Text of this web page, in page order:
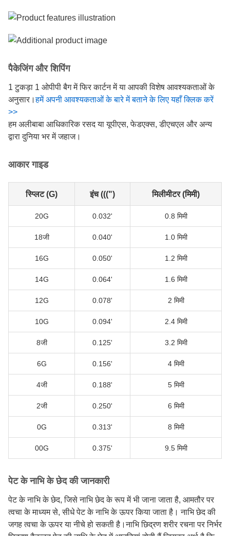
पैकेजिंग और शिपिंग
1 टुकड़ा 1 ओपीपी बैग में फिर कार्टन में या आपकी विशेष आवश्यकताओं के
अनुसार।हमें अपनी आवश्यकताओं के बारे में बताने के लिए यहाँ क्लिक करें
>>
हम अलीबाबा आधिकारिक रसद या यूपीएस, फेडएक्स, डीएचएल और अन्य
द्वारा दुनिया भर में जहाज।
आकार गाइड
स्प्लिट (G) इंच (((") मिलीमीटर (मिमी)
20G 0.032' 0.8 मिमी
18जी 0.040' 1.0 मिमी
16G 0.050' 1.2 मिमी
14G 0.064' 1.6 मिमी
12G 0.078' 2 मिमी
10G 0.094' 2.4 मिमी
8जी 0.125' 3.2 मिमी
6G 0.156' 4 मिमी
4जी 0.188' 5 मिमी
2जी 0.250' 6 मिमी
0G 0.313' 8 मिमी
00G 0.375' 9.5 मिमी
पेट के नाभि के छेद की जानकारी
पेट के नाभि के छेद, जिसे नाभि छेद के रूप में भी जाना जाता है, आमतौर पर
त्वचा के माध्यम से, सीधे पेट के नाभि के ऊपर किया जाता है। नाभि छेद की
जगह त्वचा के ऊपर या नीचे हो सकती है।नाभि छिद्रण शरीर रचना पर निर्भर